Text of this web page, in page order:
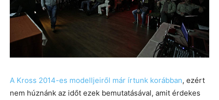
A Kross 2014-es modelljeiről már írtunk korábban, ezért
nem húznánk az időt ezek bemutatásával, amit érdekes